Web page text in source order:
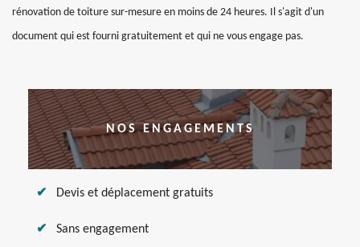
rénovation de toiture sur-mesure en moins de 24 heures. Il s'agit d'un
document qui est fourni gratuitement et qui ne vous engage pas.
NOS ENGAGEMENTS
Devis et déplacement gratuits
Sans engagement